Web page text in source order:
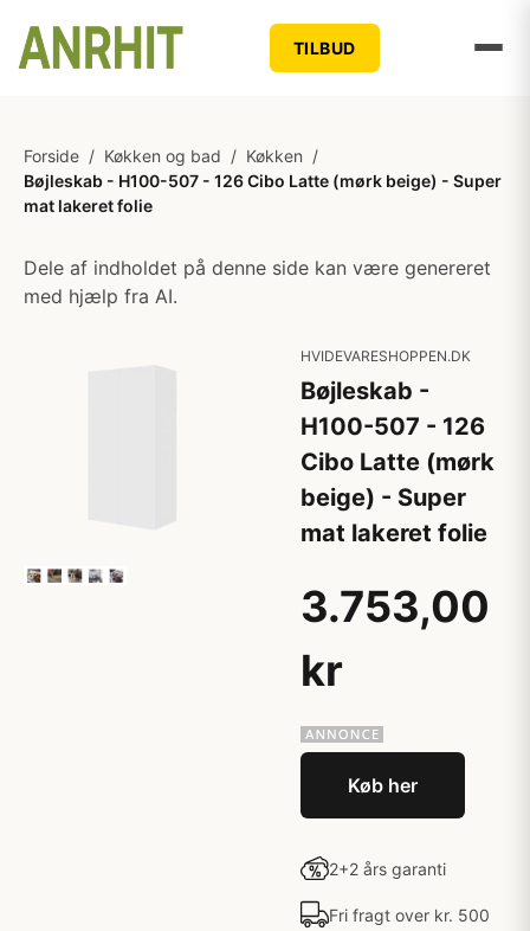
TILBUD
Forside / Køkken og bad / Køkken /
Bøjleskab - H100-507 - 126 Cibo Latte (mørk beige) - Super
mat lakeret folie
Dele af indholdet på denne side kan være genereret
med hjælp fra AI.
HVIDEVARESHOPPEN.DK
Bøjleskab -
H100-507 - 126
Cibo Latte (mørk
beige) - Super
mat lakeret folie
3.753,00
kr
Køb her
2+2 års garanti
Fri fragt over kr. 500